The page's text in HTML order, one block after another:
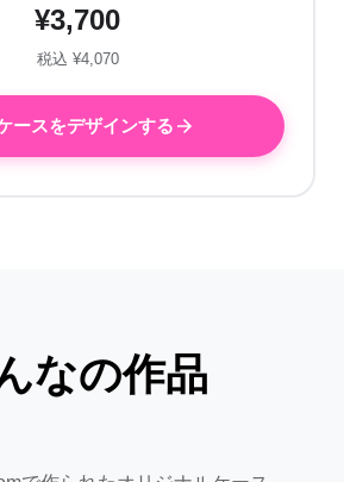
¥3,700
税込 ¥4,070
ースをデザインする
なの作品